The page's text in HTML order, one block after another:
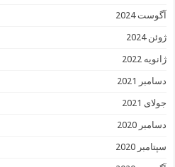
آگوست 2024
ژوئن 2024
ژانویه 2022
دسامبر 2021
جولای 2021
دسامبر 2020
سپتامبر 2020